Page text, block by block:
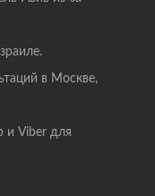
в Москве,
и Viber для